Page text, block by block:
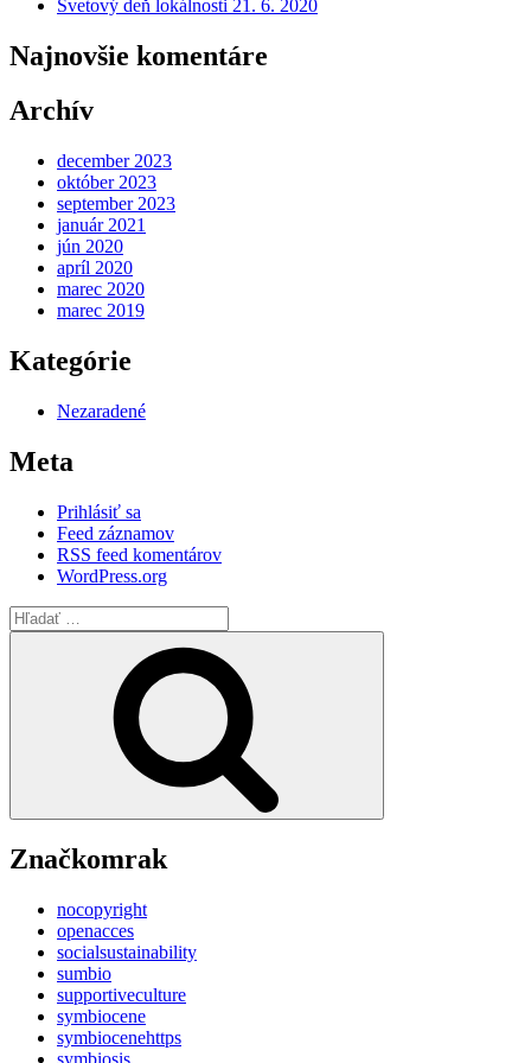
Svetový deň lokálnosti 21. 6. 2020
Najnovšie komentáre
Archív
december 2023
október 2023
september 2023
január 2021
jún 2020
apríl 2020
marec 2020
marec 2019
Kategórie
Nezaradené
Meta
Prihlásiť sa
Feed záznamov
RSS feed komentárov
WordPress.org
Hľadať:
Značkomrak
nocopyright
openacces
socialsustainability
sumbio
supportiveculture
symbiocene
symbiocenehttps
symbiosis